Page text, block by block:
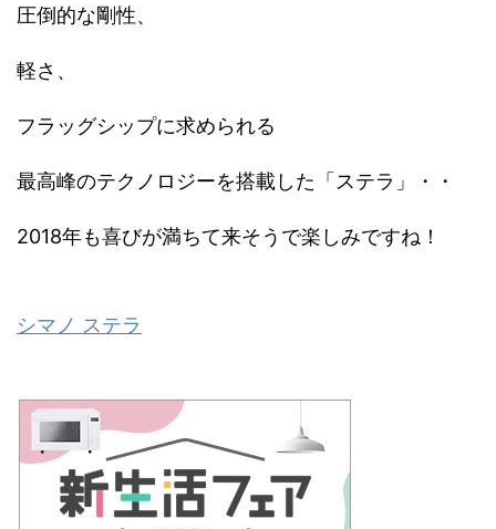
圧倒的な剛性、
軽さ、
フラッグシップに求められる
最高峰のテクノロジーを搭載した「ステラ」・・
2018年も喜びが満ちて来そうで楽しみですね！
シマノ ステラ